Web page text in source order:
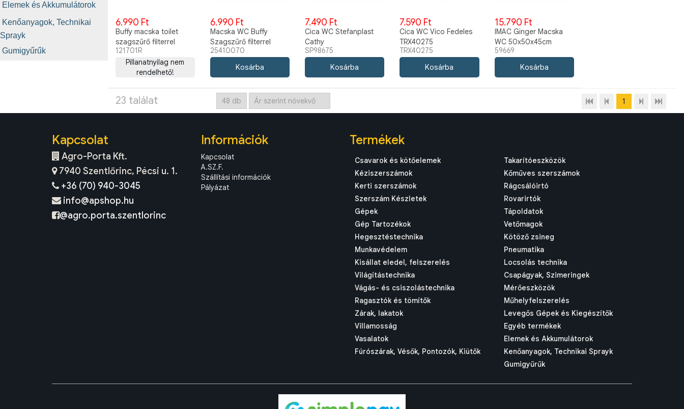
Elemek és Akkumulátorok
Kenőanyagok, Technikai
Sprayk
Gumigyűrűk
6.990 Ft
Buffy macska toilet
szagszűrő filterrel
szürke
121701R
Pillanatnyilag nem
rendelhető!
6.990 Ft
Macska WC Buffy
Szagszűrő filterrel
38,5x38cm puder/fehér ,
szürke/fehér színekben
25410070
7.490 Ft
Cica WC Stefanplast
Cathy
sötétszürke/szürke
56x40x40cm
SP98675
7.590 Ft
Cica WC Vico Fedeles
TRX40275
TRX40275
15.790 Ft
IMAC Ginger Macska
WC 50x50x45cm
59669
23 találat 1
Kapcsolat
Agro-Porta Kft.
7940 Szentlőrinc, Pécsi u. 1.
+36 (70) 940-3045
info@apshop.hu
@agro.porta.szentlorinc
Információk
Kapcsolat
A.SZ.F.
Szállítási információk
Pályázat
Termékek
Csavarok és kötőelemek
Kéziszerszámok
Kerti szerszámok
Szerszám Készletek
Gépek
Gép Tartozékok
Hegesztéstechnika
Munkavédelem
Kisállat eledel, felszerelés
Világítástechnika
Vágás- és csiszolástechnika
Ragasztók és tömítők
Zárak, lakatok
Villamosság
Vasalatok
Fúrószárak, Vésők, Pontozók, Kiütők
Takarítóeszközök
Kőműves szerszámok
Rágcsálóirtó
Rovarirtók
Tápoldatok
Vetőmagok
Kötöző zsineg
Pneumatika
Locsolás technika
Csapágyak, Szimeringek
Mérőeszközök
Műhelyfelszerelés
Levegős Gépek és Kiegészítők
Egyéb termékek
Elemek és Akkumulátorok
Kenőanyagok, Technikai Sprayk
Gumigyűrűk